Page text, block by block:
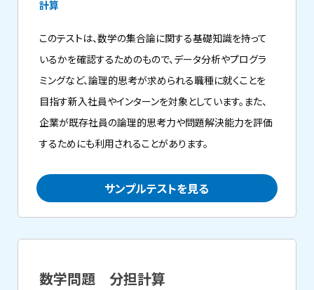
計算
このテストは、数学の集合論に関する基礎知識を持って
いるかを確認するためのもので、データ分析やプログラ
ミングなど、論理的思考が求められる職種に就くことを
目指す新入社員やインターンを対象としています。また、
企業が既存社員の論理的思考力や問題解決能力を評価
するためにも利用されることがあります。
サンプルテストを見る
数学問題 分担計算